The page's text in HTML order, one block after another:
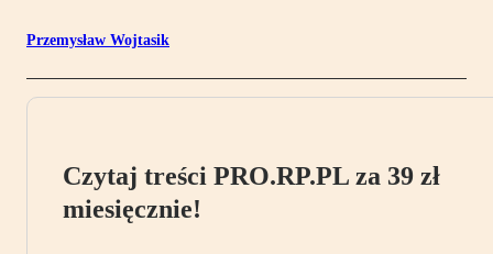
Przemysław Wojtasik
Czytaj treści PRO.RP.PL za 39 zł
miesięcznie!